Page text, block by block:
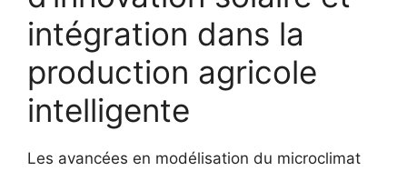
intégration dans la
production agricole
intelligente
Les avancées en modélisation du microclimat